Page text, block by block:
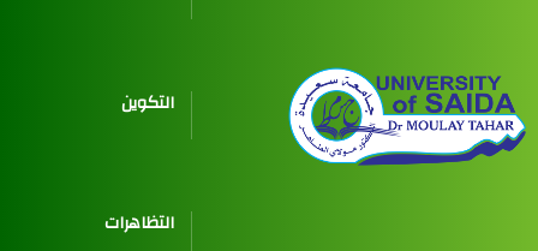
التكوين
التظاهرات